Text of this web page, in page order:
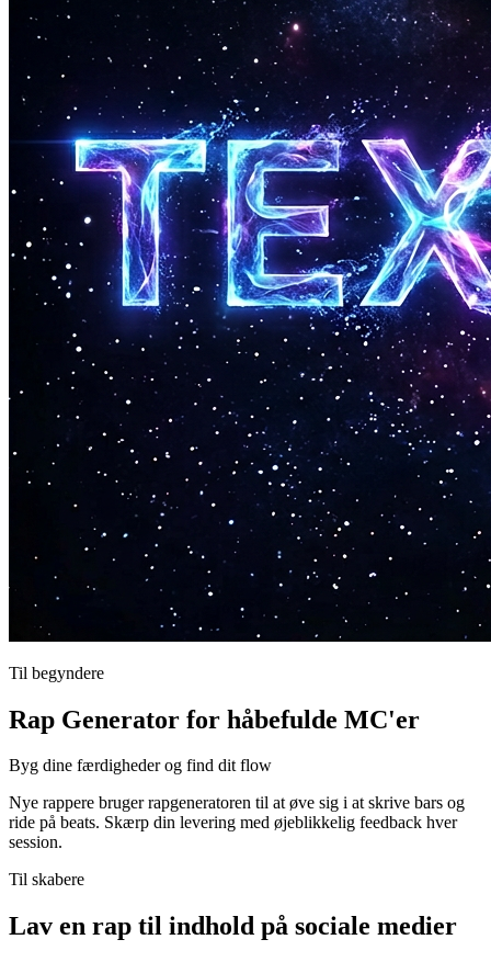
Til begyndere
Rap Generator for håbefulde MC'er
Byg dine færdigheder og find dit flow
Nye rappere bruger rapgeneratoren til at øve sig i at skrive bars og
ride på beats. Skærp din levering med øjeblikkelig feedback hver
session.
Til skabere
Lav en rap til indhold på sociale medier